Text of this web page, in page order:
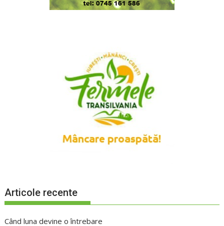
Articole recente
Când luna devine o întrebare